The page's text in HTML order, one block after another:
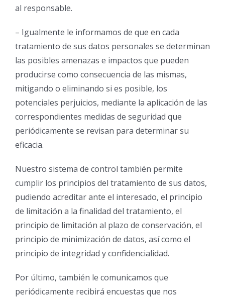
al responsable.
– Igualmente le informamos de que en cada
tratamiento de sus datos personales se determinan
las posibles amenazas e impactos que pueden
producirse como consecuencia de las mismas,
mitigando o eliminando si es posible, los
potenciales perjuicios, mediante la aplicación de las
correspondientes medidas de seguridad que
periódicamente se revisan para determinar su
eficacia.
Nuestro sistema de control también permite
cumplir los principios del tratamiento de sus datos,
pudiendo acreditar ante el interesado, el principio
de limitación a la finalidad del tratamiento, el
principio de limitación al plazo de conservación, el
principio de minimización de datos, así como el
principio de integridad y confidencialidad.
Por último, también le comunicamos que
periódicamente recibirá encuestas que nos